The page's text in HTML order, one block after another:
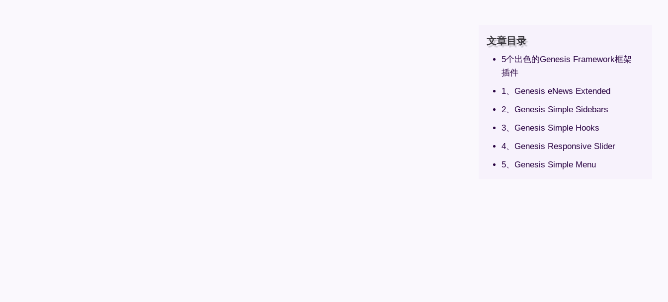
文章目录
5个出色的Genesis Framework框架
插件
1、Genesis eNews Extended
2、Genesis Simple Sidebars
3、Genesis Simple Hooks
4、Genesis Responsive Slider
5、Genesis Simple Menu